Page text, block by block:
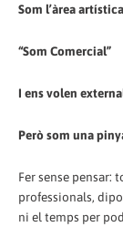
Som l’àrea
“Som Comercial”
I ens volen
Però som una
Fer sense pensar:
professionals,
ni el temps per